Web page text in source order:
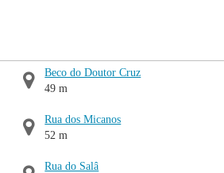
Beco do Doutor Cruz
49 m
Rua dos Micanos
52 m
Rua do Salâ